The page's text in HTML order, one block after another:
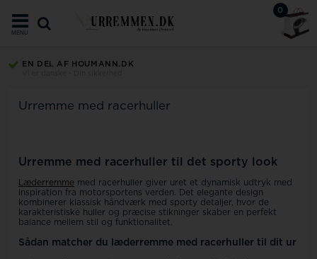
0
MENU
EN DEL AF HOUMANN.DK
Urremme med racerhuller
Urremme med racerhuller til det sporty look
Læderremme med racerhuller giver uret et dynamisk udtryk med
inspiration fra motorsportens verden. Det elegante design
kombinerer klassisk håndværk med sporty detaljer, hvor de
karakteristiske huller og præcise stikninger skaber en perfekt
balance mellem stil og funktionalitet.
Sådan matcher du læderremme med racerhuller til dit ur